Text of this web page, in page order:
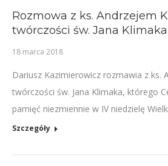
Rozmowa z ks. Andrzejem
twórczości św. Jana Klimaka
18 marca 2018
Dariusz Kazimierowicz rozmawia z ks.
twórczości św. Jana Klimaka, którego
pamięć niezmiennie w IV niedzielę
Szczegóły